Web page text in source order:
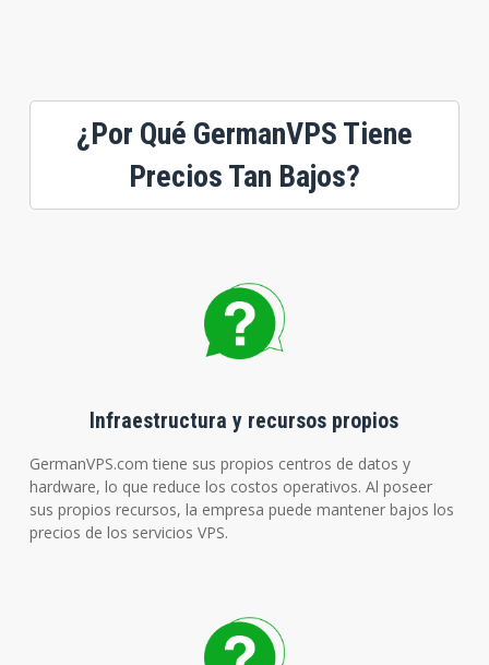
¿Por Qué GermanVPS Tiene
Precios Tan Bajos?
Infraestructura y recursos propios
GermanVPS.com tiene sus propios centros de datos y
hardware, lo que reduce los costos operativos. Al poseer
sus propios recursos, la empresa puede mantener bajos los
precios de los servicios VPS.